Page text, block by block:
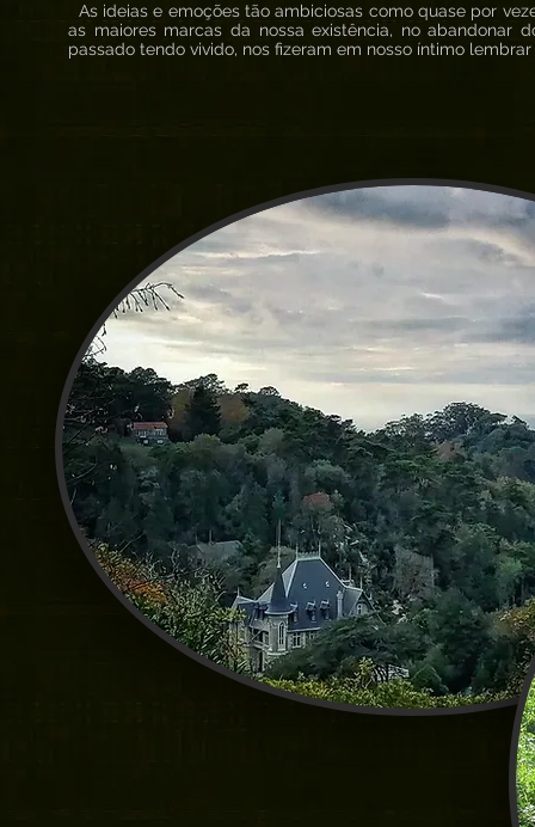
As ideias e emoções tão ambiciosas como quase por
as maiores marcas da nossa existência, no abandonar
passado tendo vivido, nos fizeram em nosso íntimo